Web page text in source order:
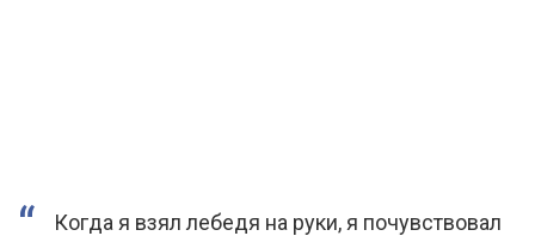
Когда я взял лебедя на руки, я почувствовал